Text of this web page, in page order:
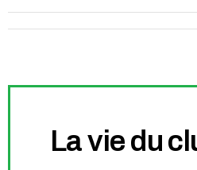
La vie du